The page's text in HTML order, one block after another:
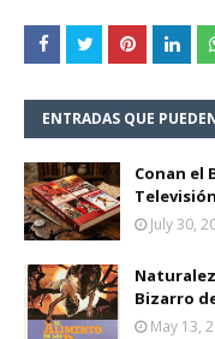
ENTRADAS QUE
Conan el
July 30,
Bizarro
May 13,